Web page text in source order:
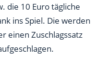
die 10 Euro tägliche
ins Spiel. Die werden
einen Zuschlagssatz